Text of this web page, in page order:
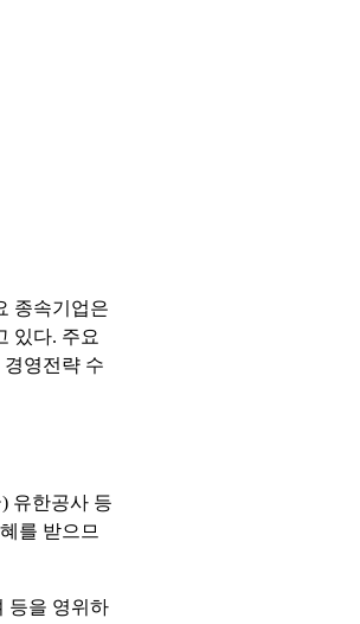
종속기업은
있다. 주요
영전략 수
유한공사 등
를 받으므
등을 영위하